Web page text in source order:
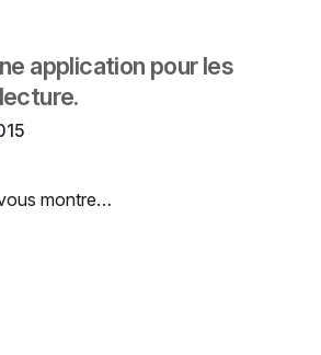
application pour les
montre…